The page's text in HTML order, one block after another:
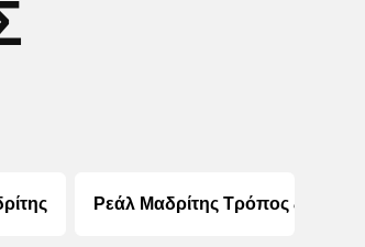
Ρεάλ Μαδρίτης Τρόπος ζωής